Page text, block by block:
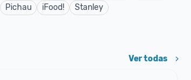
Pichau
iFood! Stanley
Ver todas